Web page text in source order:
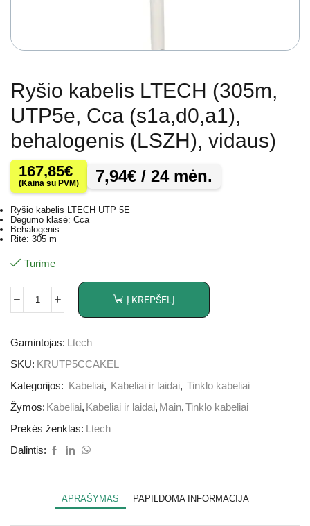
Ryšio kabelis LTECH (305m,
UTP5e, Cca (s1a,d0,a1),
behalogenis (LSZH), vidaus)
167,85€
(Kaina su PVM) 7,94€ / 24 mėn.
Ryšio kabelis LTECH UTP 5E
Degumo klasė: Cca
Behalogenis
Ritė: 305 m
Turime
Į KREPŠELĮ
Gamintojas:
Ltech
SKU: KRUTP5CCAKEL
Kategorijos:
Kabeliai, Kabeliai ir laidai, Tinklo kabeliai
Žymos: Kabeliai, Kabeliai ir laidai, Main,Tinklo kabeliai
Prekės ženklas:
Ltech
Dalintis:
APRAŠYMAS PAPILDOMA INFORMACIJA